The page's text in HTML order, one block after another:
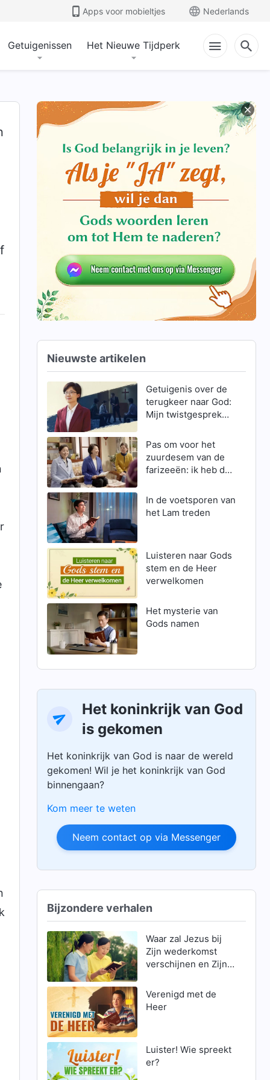
Apps voor mobieltjes Nederlands
Getuigenissen Het Nieuwe Tijdperk
Nieuwste artikelen
Getuigenis over de
terugkeer naar God:
Mijn twistgesprek
een ‘geestelijke
vader’
Pas om voor het
zuurdesem van de
farizeeën: ik heb de
Heer Jezus
verwelkomd
In de voetsporen van
het Lam treden
Luisteren naar Gods
stem en de Heer
verwelkomen
Het mysterie van
Gods namen
Het koninkrijk van God
is gekomen
Het koninkrijk van God is naar de wereld
gekomen! Wil je het koninkrijk van God
binnengaan?
Kom meer te weten
Neem contact op via Messenger
Bijzondere verhalen
Waar zal Jezus bij
Zijn wederkomst
verschijnen en Zijn
(Deel 1)
Verenigd met de
Heer
Luister! Wie spreekt
er?